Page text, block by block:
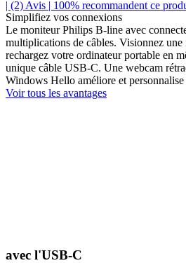
| (2) Avis | 100% recommandent ce
Simplifiez vos connexions
Le moniteur Philips B-line avec
multiplications de câbles. Visionnez
rechargez votre ordinateur portable en
unique câble USB-C. Une webcam
Windows Hello améliore et personnalise
Voir tous les avantages
avec l'USB-C